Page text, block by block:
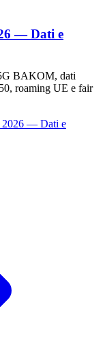
— Dati e
BAKOM, dati
roaming UE e fair
2026 — Dati e